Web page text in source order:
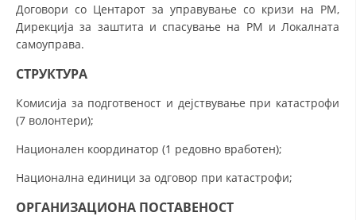
УПОТРЕБА И ЗАШТИТА НА АМБЛЕМОТ
ПОДГОТВЕНОСТ И ДЕЈСТВО ПРИ КАТАСТРОФИ
Договори со Центарот за управување со кризи на РМ,
Дирекција за заштита и спасување на РМ и Локалната
самоуправа.
СТРУКТУРА
Комисија за подготвеност и дејствување при катастрофи
(7 волонтери);
Национален координатор (1 редовно вработен);
Национална единици за одговор при катастрофи;
ОРГАНИЗАЦИОНА ПОСТАВЕНОСТ